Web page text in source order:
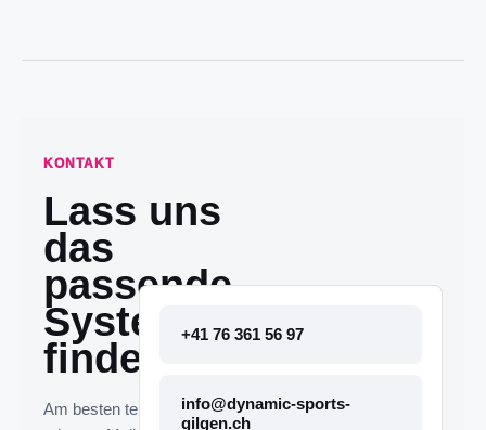
KONTAKT
Lass uns
das
passende
System
finden.
Am besten telefonisch
+41 76 361 56 97
info@dynamic-sports-
gilgen.ch